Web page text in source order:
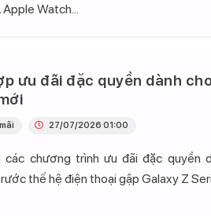
Watch...
ưu đãi đặc quyền dành
các chương trình ưu đãi đặc quyền
thế hệ điện thoại gập Galaxy Z
27/07/2026 01:00